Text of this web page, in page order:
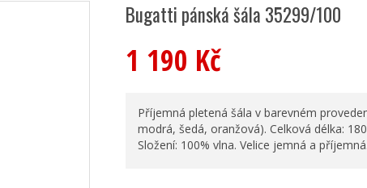
Bugatti pánská šála 35299/100
1 190 Kč
Příjemná pletená šála v barevném
modrá, šedá, oranžová). Celková délka:
Složení: 100% vlna. Velice jemná a příjemná.